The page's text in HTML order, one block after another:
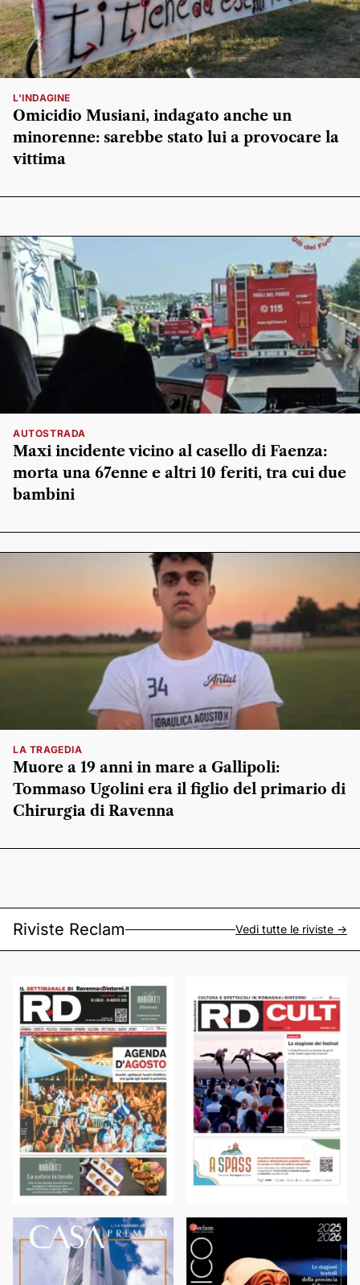
L'INDAGINE
Omicidio Musiani, indagato anche un
minorenne: sarebbe stato lui a provocare la
vittima
AUTOSTRADA
Maxi incidente vicino al casello di Faenza:
morta una 67enne e altri 10 feriti, tra cui due
bambini
LA TRAGEDIA
Muore a 19 anni in mare a Gallipoli:
Tommaso Ugolini era il figlio del primario di
Chirurgia di Ravenna
Riviste Reclam Vedi tutte le riviste ->